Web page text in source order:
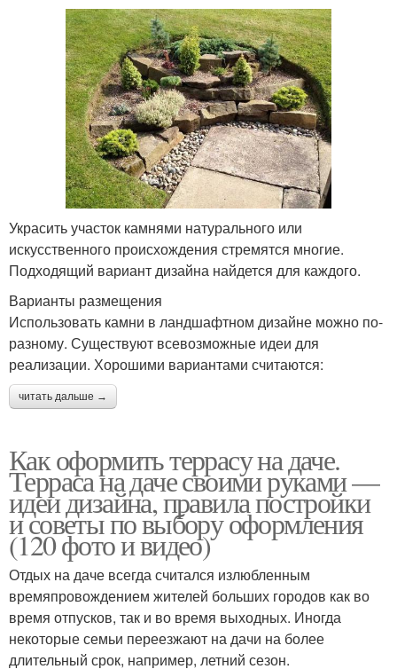
Украсить участок камнями натурального или
искусственного происхождения стремятся многие.
Подходящий вариант дизайна найдется для каждого.
Варианты размещения
Использовать камни в ландшафтном дизайне можно по-
разному. Существуют всевозможные идеи для
реализации. Хорошими вариантами считаются:
читать дальше →
Как оформить террасу на даче.
Терраса на даче своими руками —
идеи дизайна, правила постройки
и советы по выбору оформления
(120 фото и видео)
Отдых на даче всегда считался излюбленным
времяпровождением жителей больших городов как во
время отпусков, так и во время выходных. Иногда
некоторые семьи переезжают на дачи на более
длительный срок, например, летний сезон.